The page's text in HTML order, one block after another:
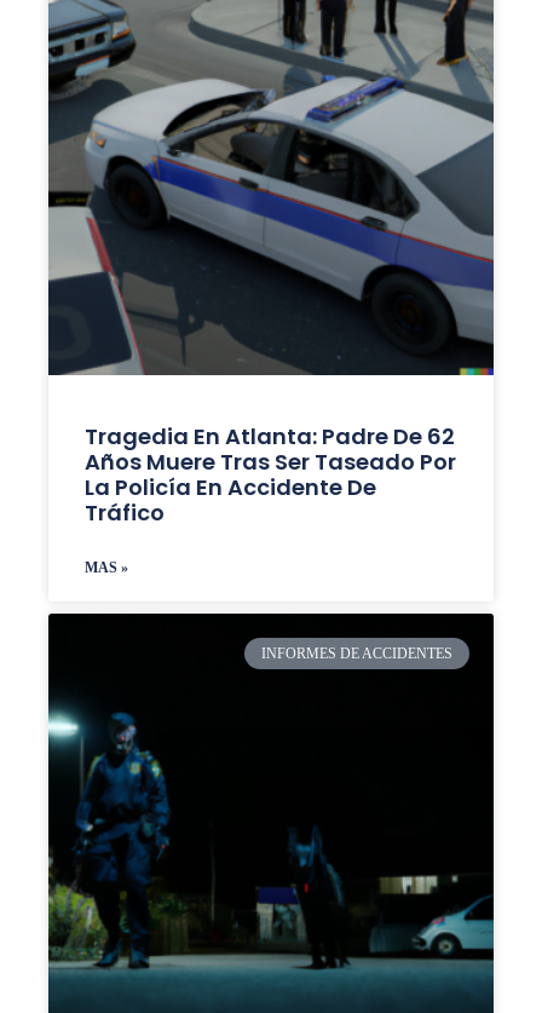
Tragedia En Atlanta: Padre De 62
Años Muere Tras Ser Taseado Por
La Policía En Accidente De
Tráfico
MAS »
INFORMES DE ACCIDENTES